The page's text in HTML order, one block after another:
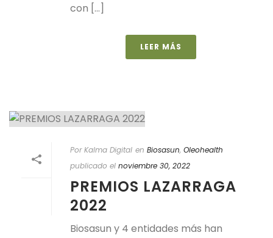
con [...]
LEER MÁS
Por Kalma Digital en Biosasun, Oleohealth
publicado el noviembre 30, 2022
PREMIOS LAZARRAGA
2022
Biosasun y 4 entidades más han